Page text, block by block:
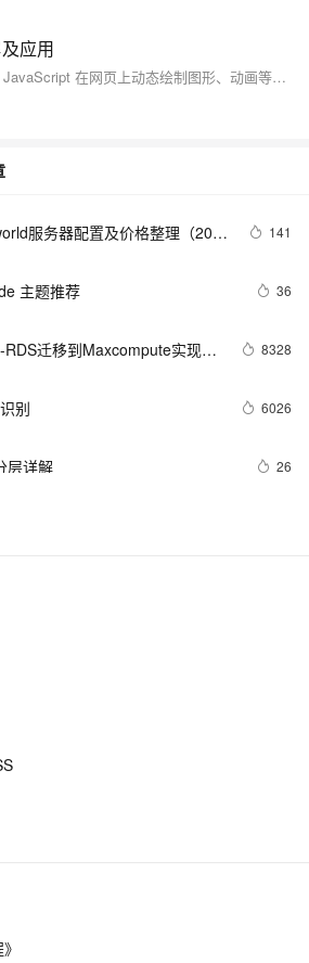
应用
HTML5 Canvas 允许通过 JavaScript 在网页上动态绘制图形、动画等视觉内容。首先在 HTML 中定义 `&lt;canvas&gt;` 元素，并通过 JavaScript 获取画布上下文进行绘制。常见方法包括绘制矩形、路径、圆形和文本，以及处理图像和创建动画效果。适用于游戏开发、数据可视化、图像编辑和动态图形展示等多种应用场景。需要注意性能优化、无状态绘制及自行处理事件等问题。
服务器配置及价格整理（2024
141
主题推荐 36
迁移到Maxcompute实现动
8328
别 6026
层详解 26
的安全性有何区别？
Trees
服务器安装配置
际应用要注意的二点: